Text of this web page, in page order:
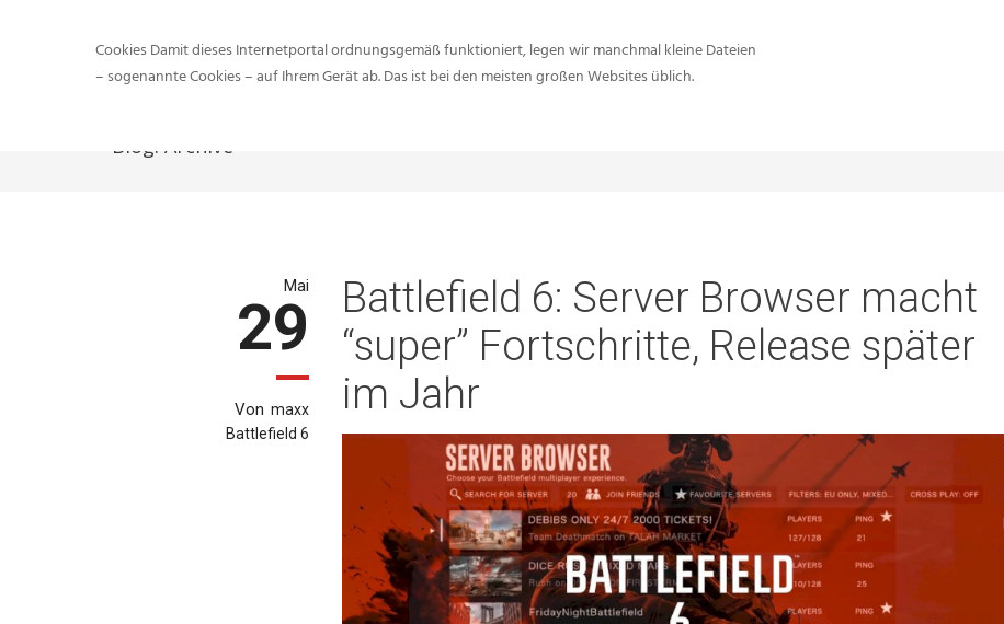
Blog: Archive
Mai
29
Von maxx
Battlefield 6
Battlefield 6: Server Browser macht
“super” Fortschritte, Release später
im Jahr
Cookies Damit dieses Internetportal ordnungsgemäß funktioniert, legen wir manchmal kleine Dateien
– sogenannte Cookies – auf Ihrem Gerät ab. Das ist bei den meisten großen Websites üblich.